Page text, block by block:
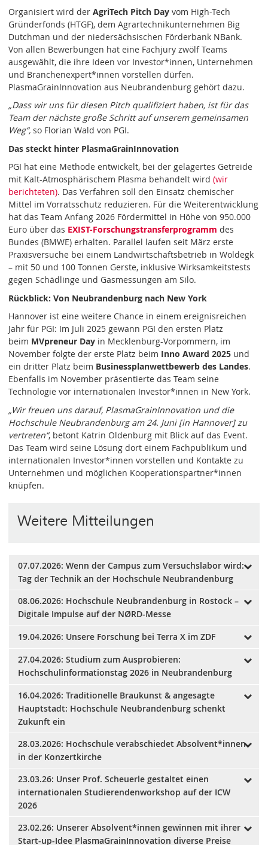
Organisiert wird derAgriTech Pitch Day vom High-Tech
Gründerfonds (HTGF), dem Agrartechnikunternehmen Big
Dutchman und der niedersächsischen Förderbank NBank.
Von allen Bewerbungen hat eine Fachjury zwölf Teams
ausgewählt, die ihre Ideen vor Investor*innen, Unternehmen
und Branchenexpert*innen vorstellen dürfen.
PlasmaGrainInnovation aus Neubrandenburg gehört dazu.
„Dass wir uns für diesen Pitch qualifiziert haben, ist für das
Team der nächste große Schritt auf unserem gemeinsamen
Weg“, so Florian Wald von PGI.
Das steckt hinter PlasmaGrainInnovation
PGI hat eine Methode entwickelt, bei der gelagertes Getreide
mit Kalt-Atmosphärischem Plasma behandelt wird(wir
berichteten). Das Verfahren soll den Einsatz chemischer
Mittel im Vorratsschutz reduzieren. Für die Weiterentwicklung
hat das Team Anfang 2026 Fördermittel in Höhe von 950.000
Euro über das EXIST-Forschungstransferprogramm des
Bundes (BMWE) erhalten. Parallel laufen seit März erste
Praxisversuche bei einem Landwirtschaftsbetrieb in Woldegk
– mit 50 und 100 Tonnen Gerste, inklusive Wirksamkeitstests
gegen Schädlinge und Gasmessungen am Silo.
Rückblick: Von Neubrandenburg nach New York
Hannover ist eine weitere Chance in einem ereignisreichen
Jahr für PGI: Im Juli 2025 gewann PGI den ersten Platz
beim MVpreneur Day in Mecklenburg-Vorpommern, im
November folgte der erste Platz beim Inno Award 2025 und
ein dritter Platz beim Businessplanwettbewerb des Landes.
Ebenfalls im November präsentierte das Team seine
Technologie vor internationalen Investor*innen in New York.
„Wir freuen uns darauf, PlasmaGrainInnovation und die
Hochschule Neubrandenburg am 24. Juni [in Hannover] zu
vertreten“, betont Katrin Oldenburg mit Blick auf das Event.
Das Team wird seine Lösung dort einem Fachpublikum und
internationalen Investor*innen vorstellen und Kontakte zu
Unternehmen und möglichen Kooperationspartner*innen
knüpfen.
Weitere Mitteilungen
07.07.2026: Wenn der Campus zum Versuchslabor wird:
Tag der Technik an der Hochschule Neubrandenburg
07.07.2026: Wenn der Campus zum
Neubrandenburg
08.06.2026: Hochschule Neubrandenburg in Rostock –
Digitale Impulse auf der NØRD-Messe
08.06.2026: Hochschule
Neubrandenburg in Rostock –
Messe
19.04.2026: Unsere Forschung bei Terra X im ZDF
19.04.2026: Unsere Forschung bei
27.04.2026: Studium zum Ausprobieren:
Hochschulinformationstag 2026 in Neubrandenburg
27.04.2026: Studium zum
Ausprobieren:
Hochschulinformationstag 2026 in
Neubrandenburg
16.04.2026: Traditionelle Braukunst & angesagte
Hauptstadt: Hochschule Neubrandenburg schenkt
Zukunft ein
16.04.2026: Traditionelle Braukunst
& angesagte Hauptstadt:
Hochschule Neubrandenburg
schenkt Zukunft ein
28.03.2026: Hochschule verabschiedet Absolvent*innen
in der Konzertkirche
28.03.2026: Hochschule
verabschiedet Absolvent*innen in
der Konzertkirche
23.03.26: Unser Prof. Scheuerle gestaltet einen
internationalen Studierendenworkshop auf der ICW
2026
23.03.26: Unser Prof. Scheuerle
23.02.26: Unserer Absolvent*innen gewinnen mit ihrer
Start-up-Idee PlasmaGrainInnovation diverse Preise